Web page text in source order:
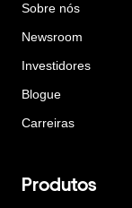
Sobre nós
Newsroom
Investidores
Blogue
Carreiras
Produtos